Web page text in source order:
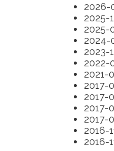
2026-
2025-
2025-
2024-
2023-
2022-
2021-
2017-
2017-
2017-
2017-
2016-
2016-